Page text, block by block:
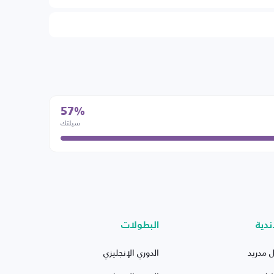
57%
سيلتك
مدريد
البطولات
الدوري الإنجليزي